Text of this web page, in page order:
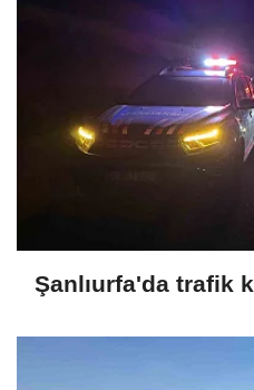
Şanlıurfa'da trafik